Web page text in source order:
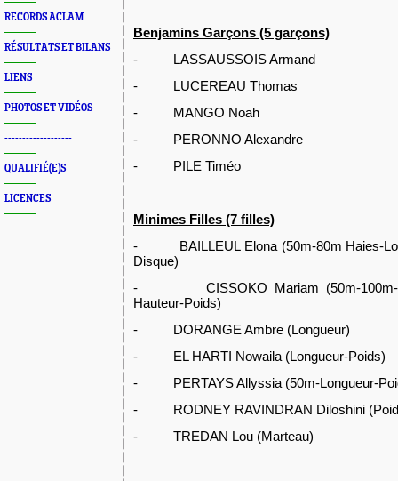
RECORDS ACLAM
RÉSULTATS ET BILANS
LIENS
PHOTOS ET VIDÉOS
-------------------
QUALIFIÉ(E)S
LICENCES
Benjamins Garçons (5 garçons)
- LASSAUSSOIS Armand
- LUCEREAU Thomas
- MANGO Noah
- PERONNO Alexandre
- PILE Timéo
Minimes Filles (7 filles)
- BAILLEUL Elona (50m-80m Haies-
Disque)
- CISSOKO Mariam (50m-100m-
Hauteur-Poids)
- DORANGE Ambre (Longueur)
- EL HARTI Nowaila (Longueur-Poids)
- PERTAYS Allyssia (50m-Longueur-
- RODNEY RAVINDRAN Diloshini
- TREDAN Lou (Marteau)